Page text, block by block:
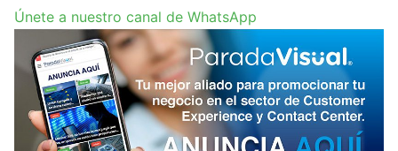
Únete a nuestro canal de WhatsApp